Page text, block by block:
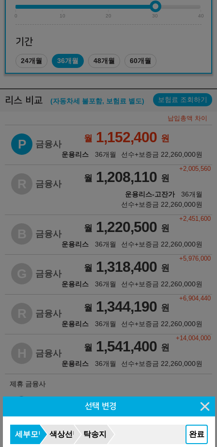
0 10 20 30 40
기간
24개월 36개월 48개월 60개월
리스 비교 (자동차세 불포함, 보험료 별도) 보험료 조회하기
납입총액 차이
P 금융사
운용리스
월 1,152,400 원
36개월 선수+보증금 22,260,000원
금융사
운용리스-고잔가
월 1,208,110 원
+2,005,560
36개월
선수+보증금 22,260,000원
금융사
운용리스
월 1,220,500 원
+2,451,600
36개월 선수+보증금 22,260,000원
금융사
운용리스
월 1,318,400 원
+5,976,000
36개월 선수+보증금 22,260,000원
금융사
운용리스
월 1,344,190 원
+6,904,440
36개월 선수+보증금 22,260,000원
금융사
운용리스
월 1,541,400 원
+14,004,000
36개월 선수+보증금 22,260,000원
제휴 금융사
※ 자동차세 :587,860원/년 (리스료에 불포함됨)
선택 변경
세부모델 색상선택 탁송지역 완료